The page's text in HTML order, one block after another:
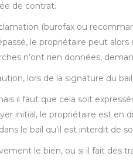
de contrat.
(burofax ou
le propriétaire peut
n’ont rien données,
lors de la signature du bail.
il faut que cela soit
initial, le propriétaire est en
le bail qu’il est interdit de
le bien, ou si il fait des